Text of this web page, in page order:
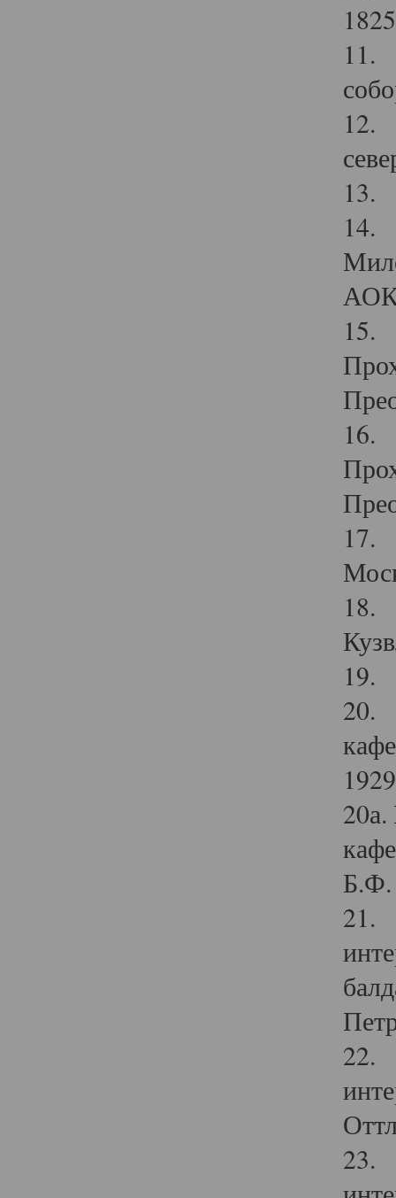
11.
12.
13.
14.
15.
16.
17.
18.
19.
20.
Б.Ф.
21.
22.
23.